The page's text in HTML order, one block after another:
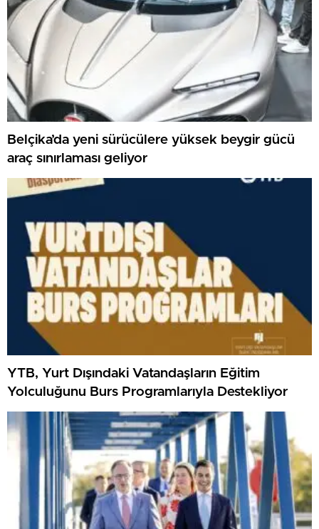
Belçika’da yeni sürücülere yüksek beygir gücü
araç sınırlaması geliyor
YTB, Yurt Dışındaki Vatandaşların Eğitim
Yolculuğunu Burs Programlarıyla Destekliyor